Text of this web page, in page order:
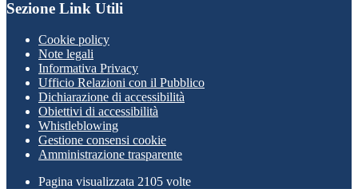
Sezione Link Utili
Cookie policy
Note legali
Informativa Privacy
Ufficio Relazioni con il Pubblico
Dichiarazione di accessibilità
Obiettivi di accessibilità
Whistleblowing
Gestione consensi cookie
Amministrazione trasparente
Pagina visualizzata 2105 volte